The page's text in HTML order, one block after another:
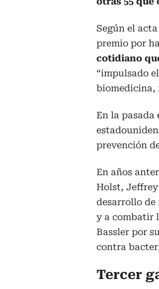
Según el
premio por
cotidiano
“impulsado
biomedicina,
En la
prevención
En años
Holst,
desarrollo de
y a combatir
Bassler por
contra
Tercer